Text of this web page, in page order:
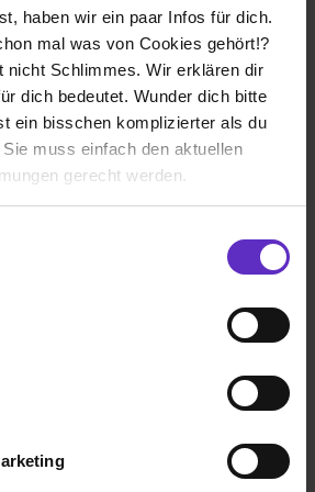
haben wir ein paar Infos für dich.
mal was von Cookies gehört!?
nicht Schlimmes. Wir erklären dir
dich bedeutet. Wunder dich bitte
ein bisschen komplizierter als du
muss einfach den aktuellen
gerecht werden.
getroffenen Einstellungen zu
(„Statistiken“), um
Verwendung unserer Website an
und um Inhalte und Anzeigen zu
GmbH
in (m/w/d)